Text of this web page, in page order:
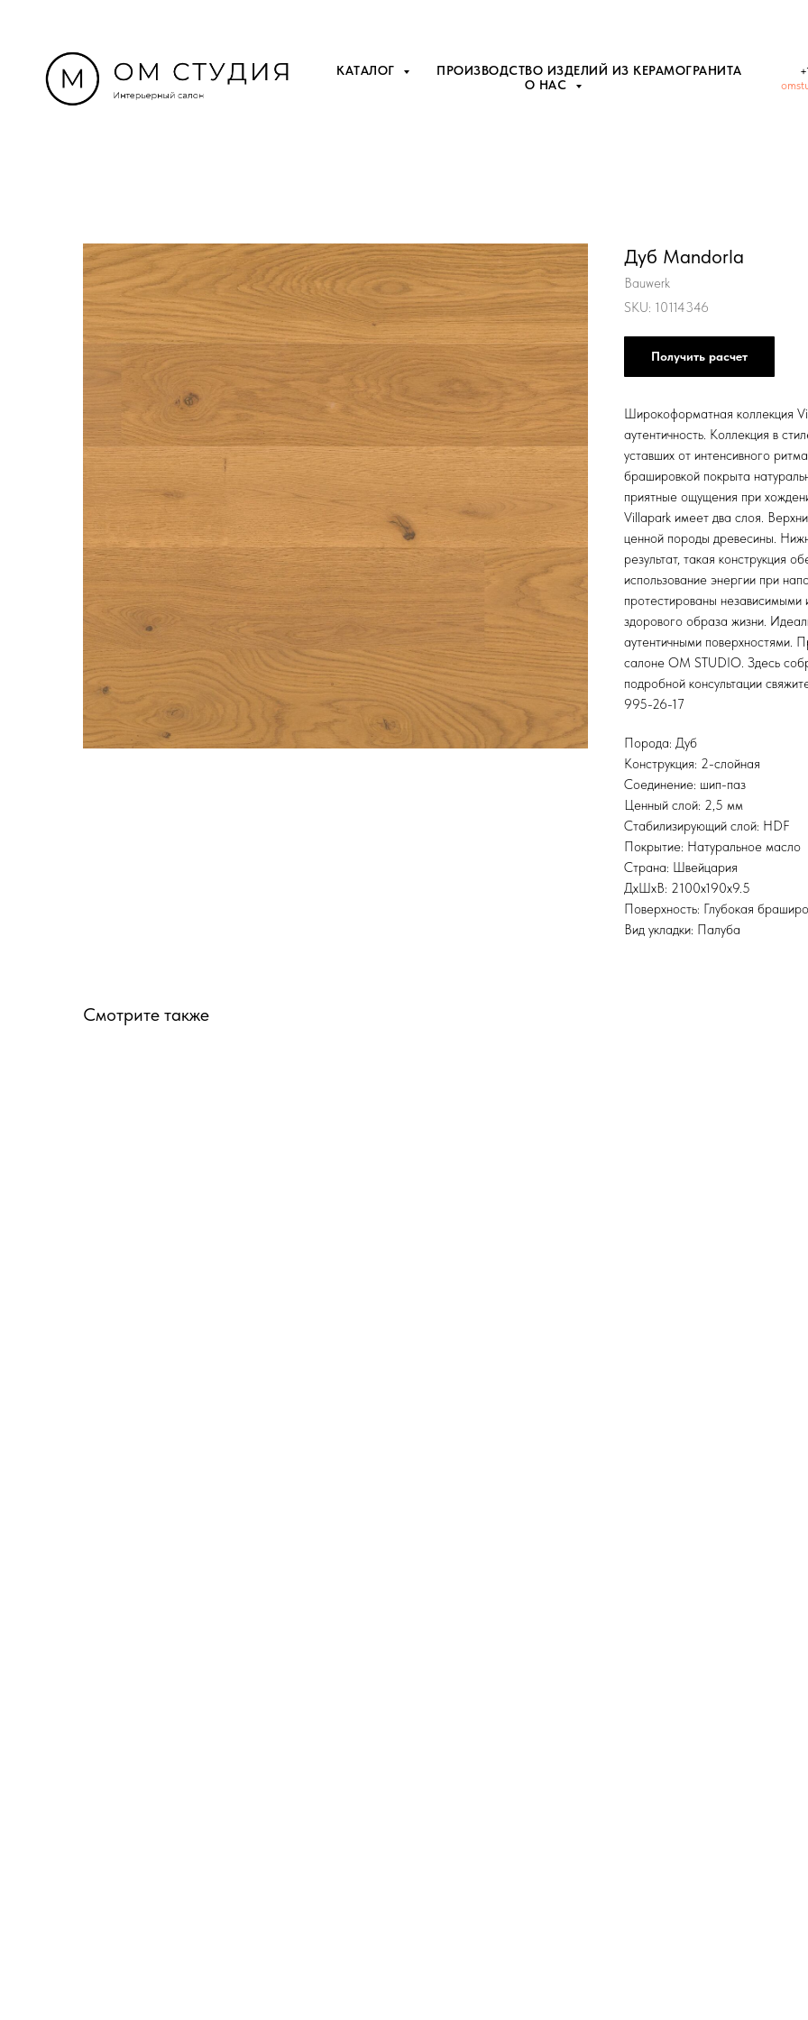
КАТАЛОГ
ПРОИЗВОДСТВО ИЗДЕЛИЙ ИЗ КЕРАМОГРАНИТА
О НАС
Дуб Mandorla
Bauwerk
SKU: 10114346
Получить расчет
Широкоформатная коллекция
аутентичность. Коллекция в
уставших от интенсивного
брашировкой покрыта
приятные ощущения при
Villapark имеет два слоя.
ценной породы древесины.
результат, такая конструкция
использование энергии при
протестированы независимыми
здорового образа жизни.
аутентичными поверхностями.
салоне OM STUDIO. Здесь
подробной консультации
995-26-17
Порода: Дуб
Конструкция: 2-слойная
Соединение: шип-паз
Ценный слой: 2,5 мм
Стабилизирующий слой: HDF
Покрытие: Натуральное масло
Страна: Швейцария
ДхШхВ: 2100x190x9.5
Поверхность: Глубокая
Вид укладки: Палуба
Смотрите также